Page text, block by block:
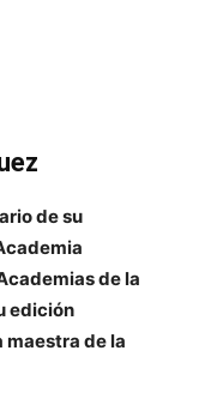
de su
de la
edición
de la